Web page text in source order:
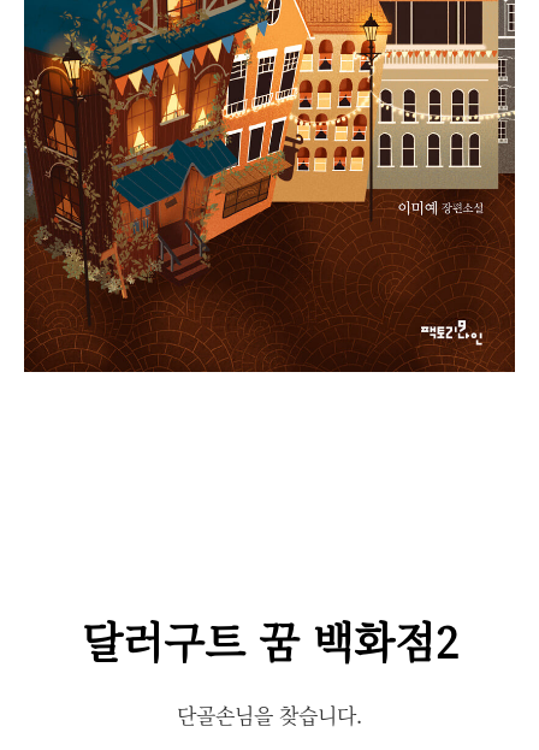
달러구트 꿈 백화점2
단골손님을 찾습니다.